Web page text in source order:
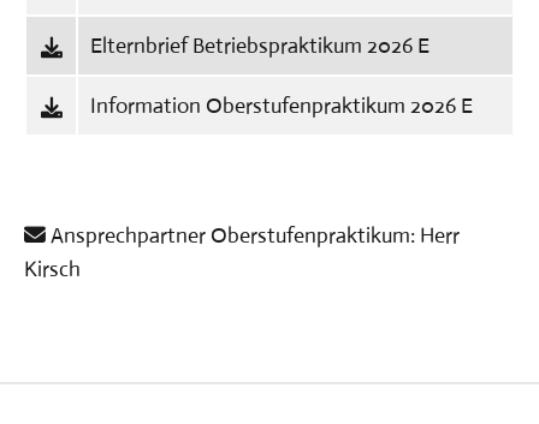
Elternbrief Betriebspraktikum 2026 E
Information Oberstufenpraktikum 2026 E
Ansprechpartner Oberstufenpraktikum: Herr
Kirsch